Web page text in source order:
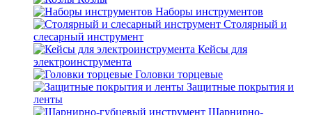
Наборы инструментов
Столярный и
слесарный инструмент
Кейсы для
электроинструмента
Головки торцевые
Защитные покрытия и
ленты
Шарнирно-